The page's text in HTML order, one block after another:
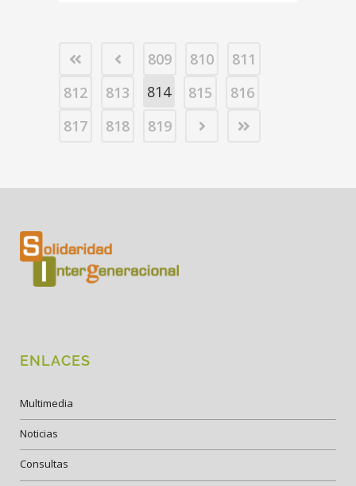
809 810
811
812
813 814 815
816
817
818 819
ENLACES
Multimedia
Noticias
Consultas